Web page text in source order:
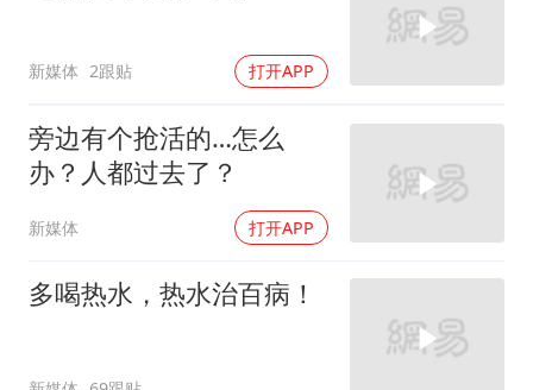
新媒体 2跟贴 打开APP
旁边有个抢活的…怎么
办？人都过去了？
新媒体 打开APP
多喝热水，热水治百病！